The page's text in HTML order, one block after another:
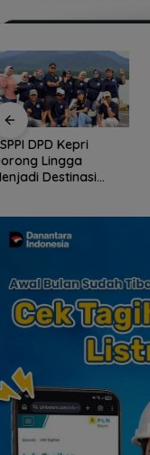
DPD Kepri
Lingga
Destinasi